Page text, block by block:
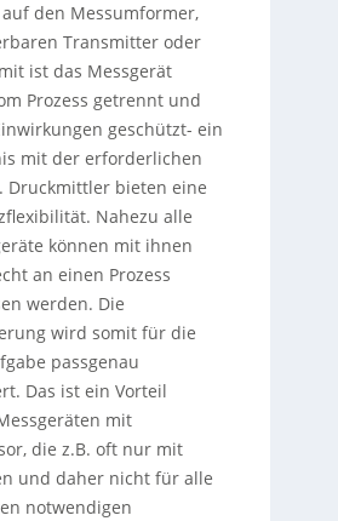
den Messumformer,
Transmitter oder
ist das Messgerät
Prozess getrennt und
geschützt- ein
mit der erforderlichen
Druckmittler bieten eine
Nahezu alle
können mit ihnen
an einen Prozess
werden. Die
wird somit für die
passgenau
Das ist ein Vorteil
mit
die z.B. oft nur mit
und daher nicht für alle
notwendigen